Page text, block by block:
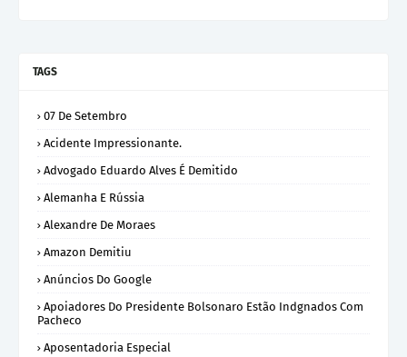
TAGS
07 De Setembro
Acidente Impressionante.
Advogado Eduardo Alves É Demitido
Alemanha E Rússia
Alexandre De Moraes
Amazon Demitiu
Anúncios Do Google
Apoiadores Do Presidente Bolsonaro Estão Indgnados Com
Pacheco
Aposentadoria Especial